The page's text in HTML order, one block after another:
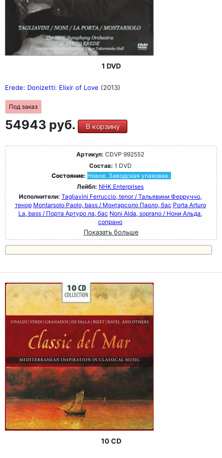
1 DVD
Erede: Donizetti: Elixir of Love (2013)
Под заказ
54943 руб. В корзину
Артикул: CDVP 992552
Состав: 1 DVD
Состояние: Новое. Заводская упаковка.
Лейбл: NHK Enterprises
Исполнители: Tagliavini Ferruccio, tenor / Тальявини Ферруччо,
тенор Montarsolo Paolo, bass / Монтарсоло Паоло, бас Porta Arturo
La, bass / Порта Артуро ла, бас Noni Alda, soprano / Нони Альда,
сопрано
Показать больше
10 CD